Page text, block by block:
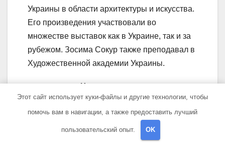
Украины в области архитектуры и искусства.
Его произведения участвовали во
множестве выставок как в Украине, так и за
рубежом. Зосима Сокур также преподавал в
Художественной академии Украины.
Кто такой Зосима Сокур?
Зосима Сокур — выдающийся украинский
художник, скульптор и график. Он родился в
1943 году в селе Рабово, Черниговская
Этот сайт использует куки-файлы и другие технологии, чтобы
помочь вам в навигации, а также предоставить лучший
пользовательский опыт. OK